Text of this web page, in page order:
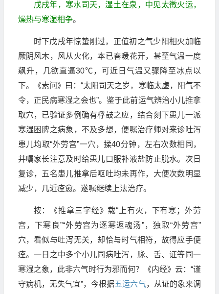
戊戌年，寒水司天，湿土在泉，中见太徵火运，
燥热与寒湿相争。
时下戊戌年惊蛰刚过，正值初之气少阳相火加临
厥阴风木，风从火化，本已春暖花开，甚至气温一度
飙升，几欲直逼30℃，可近日气温又骤降至冰点以
下。《素问》曰：“太阳司天之岁，寒临太虚，阳气不
令，正民病寒湿之会也”。鉴于此前运气辨治小儿推拿
取穴，已验证多例确有桴鼓之应，结合刻下患儿一派
寒湿困脾之病象，不及多想，便嘱治疗师对来诊吐泻
患儿均取“外劳宫”一穴，揉40分钟，左右次数相同，
并嘱家长注意及时给患儿口服补液盐防止脱水。次日
复诊，五名患儿推拿后呕吐均未再作，大便次数明显
减少，几近痊愈。遂嘱继续上法治疗。
按：《推拿三字经》载“上有火，下有寒；外劳
宫，下寒良”“外劳宫为逐寒返魂汤”，独取“外劳宫”
穴，看似与吐泻无关，却恰与时气相符，故得应手便
痊。一日之中多个小儿同病吐泻，脉、舌、证等同一
寒湿之象，此非六气时行为邪而何？《内经》云：“谨
守病机，无失气宜”，今根据五运六气，从证的象来调